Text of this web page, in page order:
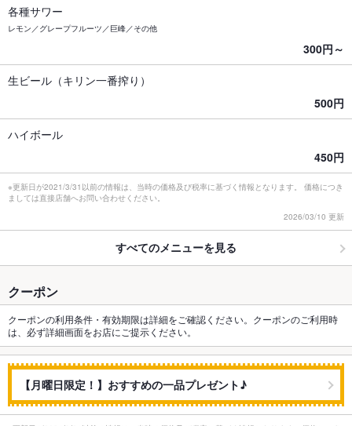
各種サワー
レモン／グレープフルーツ／巨峰／その他
300円～
生ビール（キリン一番搾り）
500円
ハイボール
450円
※更新日が2021/3/31以前の情報は、当時の価格及び税率に基づく情報となります。 価格につき
ましては直接店舗へお問い合わせください。
2026/03/10 更新
すべてのメニューを見る
クーポン
クーポンの利用条件・有効期限は詳細をご確認ください。クーポンのご利用時
は、必ず詳細画面をお店にご提示ください。
【月曜日限定！】おすすめの一品プレゼント♪